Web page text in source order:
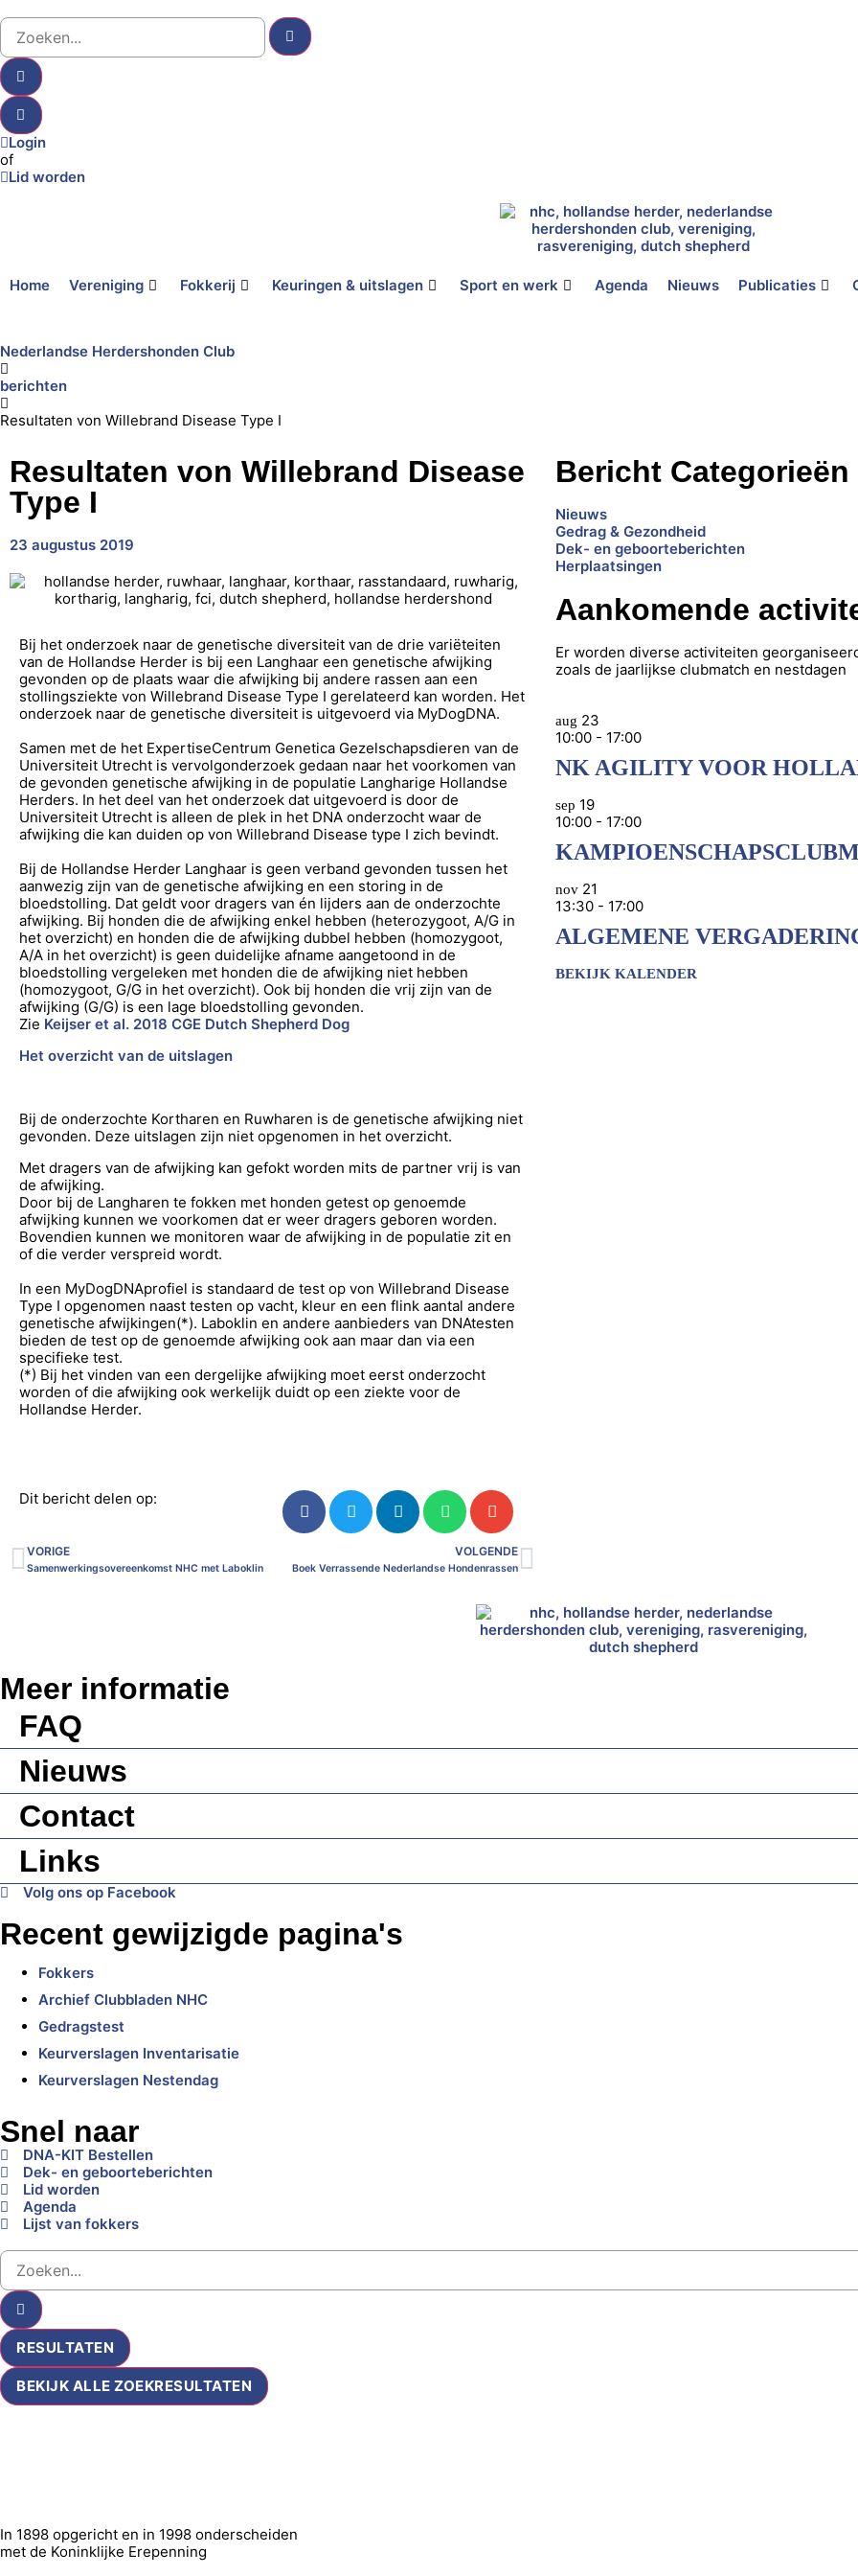
Login
of
Lid worden
Home Vereniging Fokkerij Keuringen & uitslagen Sport en werk Agenda Nieuws Publicaties
Nederlandse Herdershonden Club
berichten
Resultaten von Willebrand Disease Type I
Resultaten von Willebrand Disease
Type I
23 augustus 2019
Bij het onderzoek naar de genetische diversiteit van de drie variëteiten
van de Hollandse Herder is bij een Langhaar een genetische afwijking
gevonden op de plaats waar die afwijking bij andere rassen aan een
stollingsziekte von Willebrand Disease Type I gerelateerd kan worden. Het
onderzoek naar de genetische diversiteit is uitgevoerd via MyDogDNA.
Samen met de het ExpertiseCentrum Genetica Gezelschapsdieren van de
Universiteit Utrecht is vervolgonderzoek gedaan naar het voorkomen van
de gevonden genetische afwijking in de populatie Langharige Hollandse
Herders. In het deel van het onderzoek dat uitgevoerd is door de
Universiteit Utrecht is alleen de plek in het DNA onderzocht waar de
afwijking die kan duiden op von Willebrand Disease type I zich bevindt.
Bij de Hollandse Herder Langhaar is geen verband gevonden tussen het
aanwezig zijn van de genetische afwijking en een storing in de
bloedstolling. Dat geldt voor dragers van én lijders aan de onderzochte
afwijking. Bij honden die de afwijking enkel hebben (heterozygoot, A/G in
het overzicht) en honden die de afwijking dubbel hebben (homozygoot,
A/A in het overzicht) is geen duidelijke afname aangetoond in de
bloedstolling vergeleken met honden die de afwijking niet hebben
(homozygoot, G/G in het overzicht). Ook bij honden die vrij zijn van de
afwijking (G/G) is een lage bloedstolling gevonden.
Zie Keijser et al. 2018 CGE Dutch Shepherd Dog
Het overzicht van de uitslagen
Bij de onderzochte Kortharen en Ruwharen is de genetische afwijking niet
gevonden. Deze uitslagen zijn niet opgenomen in het overzicht.
Met dragers van de afwijking kan gefokt worden mits de partner vrij is van
de afwijking.
Door bij de Langharen te fokken met honden getest op genoemde
afwijking kunnen we voorkomen dat er weer dragers geboren worden.
Bovendien kunnen we monitoren waar de afwijking in de populatie zit en
of die verder verspreid wordt.
In een MyDogDNAprofiel is standaard de test op von Willebrand Disease
Type I opgenomen naast testen op vacht, kleur en een flink aantal andere
genetische afwijkingen(*). Laboklin en andere aanbieders van DNAtesten
bieden de test op de genoemde afwijking ook aan maar dan via een
specifieke test.
(*) Bij het vinden van een dergelijke afwijking moet eerst onderzocht
worden of die afwijking ook werkelijk duidt op een ziekte voor de
Hollandse Herder.
Dit bericht delen op:
VORIGE
Samenwerkingsovereenkomst NHC met Laboklin
VOLGENDE
Boek Verrassende Nederlandse Hondenrassen
Bericht Categorieën
Nieuws
Gedrag & Gezondheid
Dek- en geboorteberichten
Herplaatsingen
Aankomende
Er worden diverse activiteiten
zoals de jaarlijkse clubmatch en nestdagen
aug 23
10:00 - 17:00
NK AGILITY VOOR
sep 19
10:00 - 17:00
nov 21
13:30 - 17:00
ALGEMENE
BEKIJK KALENDER
Meer informatie
FAQ
Nieuws
Contact
Links
Volg ons op Facebook
Recent gewijzigde pagina's
Fokkers
Archief Clubbladen NHC
Gedragstest
Keurverslagen Inventarisatie
Keurverslagen Nestendag
Snel naar
DNA-KIT Bestellen
Dek- en geboorteberichten
Lid worden
Agenda
Lijst van fokkers
RESULTATEN
BEKIJK ALLE ZOEKRESULTATEN
In 1898 opgericht en in 1998 onderscheiden
met de Koninklijke Erepenning